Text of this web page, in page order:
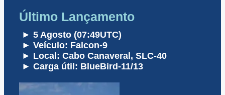
Último Lançamento
► 5 Agosto (07:49UTC)
► Veículo: Falcon-9
► Local: Cabo Canaveral, SLC-40
► Carga útil: BlueBird-11/13